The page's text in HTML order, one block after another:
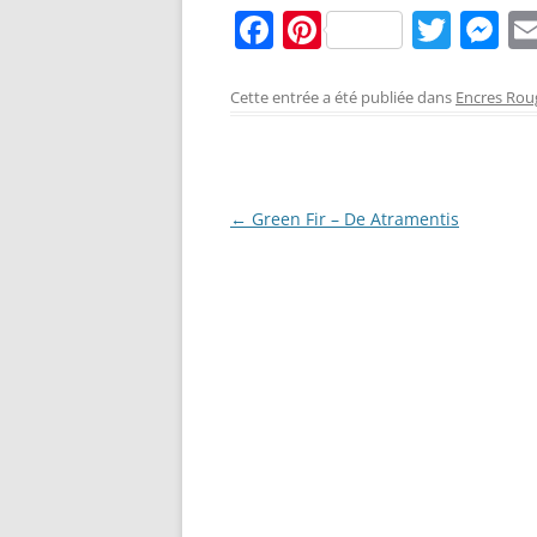
F
c
o
Pi
er
T
itt
M
ss
Cette entrée a été publiée dans Encres
Navigation
← Green Fir – De Atramentis